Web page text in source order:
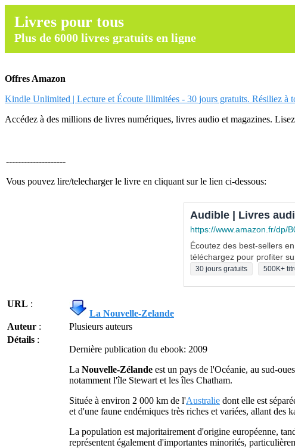
Livres pour tous
Plus de 6000 livres gratuits en ligne
Offres Amazon
Kindle Unlimited | Lecture et Écoute Illimitées - 30 jours gratuits. Résiliez à
Accédez à des millions de livres numériques, livres audio et magazines.
--------------------
Vous pouvez lire/telecharger le livre en cliquant sur le lien ci-dessous:
Audible | Livres
https://www.amazon.fr/dp/
Écoutez des best-sellers
téléchargez pour profiter
30 jours gratuits 500K+
URL :
La Nouvelle-Zelande
Auteur :
Plusieurs auteurs
Détails :
Dernière publication du ebook: 2009
La Nouvelle-Zélande est un pays de l'Océanie, au sud-
notamment l'île Stewart et les îles Chatham.
Située à environ 2 000 km de l'Australie dont elle est
et d'une faune endémiques très riches et variées, allant des
La population est majoritairement d'origine européenne,
représentent également d'importantes minorités,